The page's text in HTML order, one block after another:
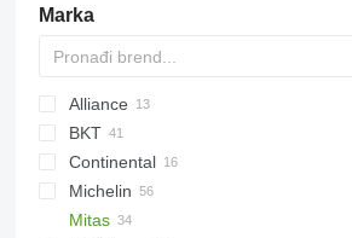
Marka
Alliance
BKT
Lexion
Trion
Continental
Cargo
550
2130
270
300
4245
4255
Michelin
Mitas